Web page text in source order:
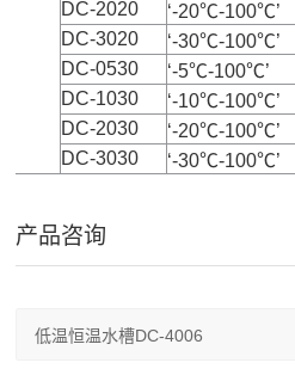
DC-2020
‘-20℃-100℃’
DC-3020
‘-30℃-100℃’
DC-0530
‘-5℃-100℃’
DC-1030
‘-10℃-100℃’
DC-2030
‘-20℃-100℃’
DC-3030
‘-30℃-100℃’
产品咨询